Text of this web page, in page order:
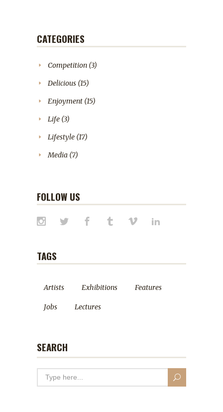
CATEGORIES
Competition (3)
Delicious (15)
Enjoyment (15)
Life (3)
Lifestyle (17)
Media (7)
FOLLOW US
TAGS
Artists Exhibitions Features
Jobs Lectures
SEARCH